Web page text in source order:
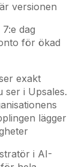
versionen
7:e dag
för ökad
exakt
ser i Upsales.
lägger
i AI-